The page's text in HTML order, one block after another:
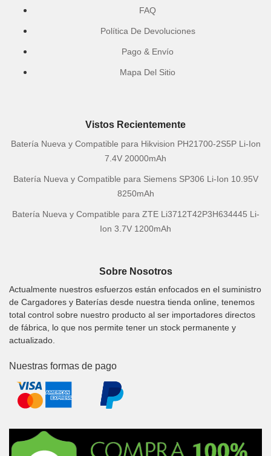
FAQ
Política De Devoluciones
Pago & Envío
Mapa Del Sitio
Vistos Recientemente
Batería Nueva y Compatible para Hikvision PH21700-2S5P Li-Ion
7.4V 20000mAh
Batería Nueva y Compatible para Siemens SP306 Li-Ion 10.95V
8250mAh
Batería Nueva y Compatible para ZTE Li3712T42P3H634445 Li-
Ion 3.7V 1200mAh
Sobre Nosotros
Actualmente nuestros esfuerzos están enfocados en el suministro
de Cargadores y Baterías desde nuestra tienda online, tenemos
total control sobre nuestro producto al ser importadores directos
de fábrica, lo que nos permite tener un stock permanente y
actualizado.
Nuestras formas de pago